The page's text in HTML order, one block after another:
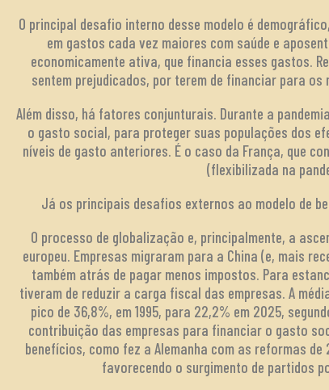
O principal desafio interno desse modelo é
em gastos cada vez maiores com saúde e
economicamente ativa, que financia esses gastos.
sentem prejudicados, por terem de financiar para
Além disso, há fatores conjunturais. Durante a
o gasto social, para proteger suas populações dos
níveis de gasto anteriores. É o caso da França, que
(flexibilizada na
Já os principais desafios externos ao modelo de
O processo de globalização e, principalmente, a
europeu. Empresas migraram para a China (e, mais
também atrás de pagar menos impostos. Para
tiveram de reduzir a carga fiscal das empresas. A
pico de 36,8%, em 1995, para 22,2% em 2025,
contribuição das empresas para financiar o gasto
benefícios, como fez a Alemanha com as reformas
favorecendo o surgimento de partidos